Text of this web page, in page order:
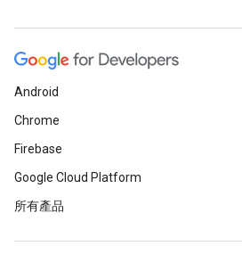
Android
Chrome
Firebase
Google Cloud Platform
所有產品